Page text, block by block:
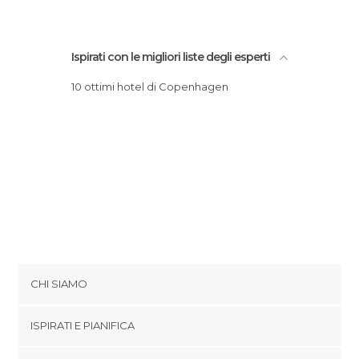
Vie a Copenaghen
Ispirati con le migliori liste degli esperti
10 ottimi hotel di Copenhagen
CHI SIAMO
ISPIRATI E PIANIFICA